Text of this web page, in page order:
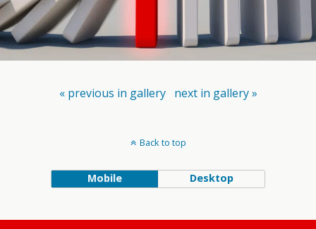
« previous in gallery next in gallery »
Back to top
Mobile Desktop